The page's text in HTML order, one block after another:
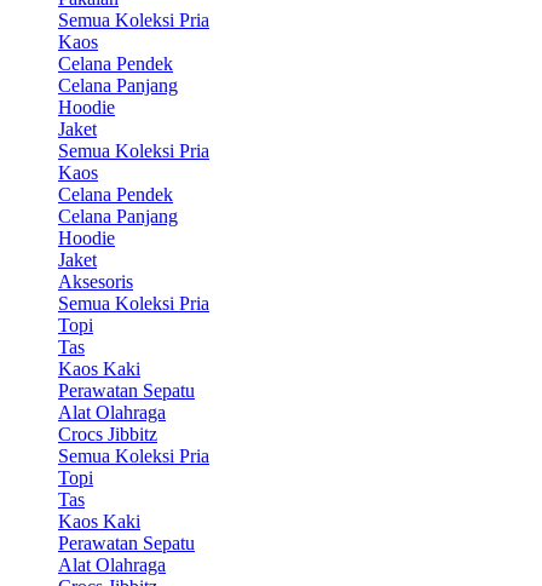
Semua Koleksi Pria
Kaos
Celana Pendek
Celana Panjang
Hoodie
Jaket
Semua Koleksi Pria
Kaos
Celana Pendek
Celana Panjang
Hoodie
Jaket
Aksesoris
Semua Koleksi Pria
Topi
Tas
Kaos Kaki
Perawatan Sepatu
Alat Olahraga
Crocs Jibbitz
Semua Koleksi Pria
Topi
Tas
Kaos Kaki
Perawatan Sepatu
Alat Olahraga